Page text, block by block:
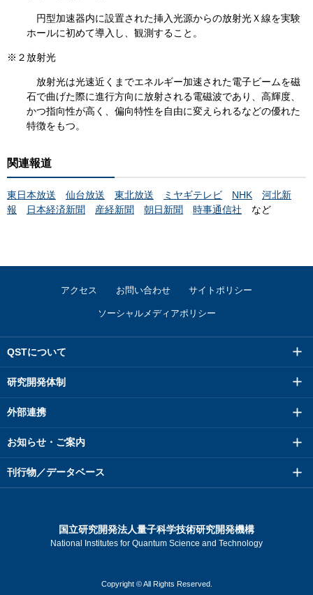
円型加速器内に設置された挿入光源からの放射光Ｘ線を実験
ホールに初めて導入し、観測すること。
※２放射光
放射光は光速近くまでエネルギー加速された電子ビームを磁
石で曲げた際に進行方向に放射される電磁波であり、高輝度、
かつ指向性が高く、偏向特性を自由に変えられるなどの優れた
特徴をもつ。
関連報道
東日本放送 仙台放送 東北放送 ミヤギテレビ NHK
河北新
報
日本経済新聞 産経新聞 朝日新聞 時事通信社 など
アクセス お問い合わせ サイトポリシー
ソーシャルメディアポリシー
QSTについて
研究開発体制
外部連携
お知らせ・ご案内
刊行物／データベース
国立研究開発法人量子科学技術研究開発機構
National Institutes for Quantum Science and Technology
Copyright © All Rights Reserved.